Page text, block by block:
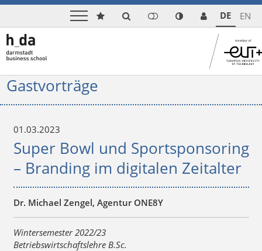
DE EN
Gastvorträge
01.03.2023
Super Bowl und Sportsponsoring
– Branding im digitalen Zeitalter
Dr. Michael Zengel, Agentur ONE8Y
Wintersemester 2022/23
Betriebswirtschaftslehre B.Sc.